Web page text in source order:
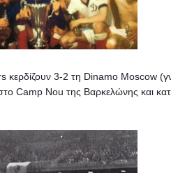
κερδίζουν 3-2 τη Dinamo Moscow